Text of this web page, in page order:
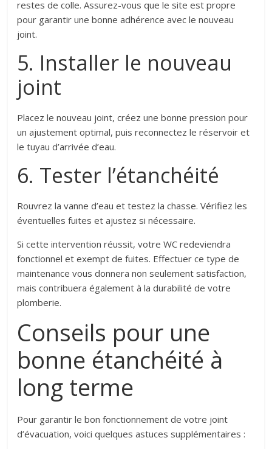
restes de colle. Assurez-vous que le site est propre
pour garantir une bonne adhérence avec le nouveau
joint.
5. Installer le nouveau
joint
Placez le nouveau joint, créez une bonne pression pour
un ajustement optimal, puis reconnectez le réservoir et
le tuyau d’arrivée d’eau.
6. Tester l’étanchéité
Rouvrez la vanne d’eau et testez la chasse. Vérifiez les
éventuelles fuites et ajustez si nécessaire.
Si cette intervention réussit, votre WC redeviendra
fonctionnel et exempt de fuites. Effectuer ce type de
maintenance vous donnera non seulement satisfaction,
mais contribuera également à la durabilité de votre
plomberie.
Conseils pour une
bonne étanchéité à
long terme
Pour garantir le bon fonctionnement de votre joint
d’évacuation, voici quelques astuces supplémentaires :